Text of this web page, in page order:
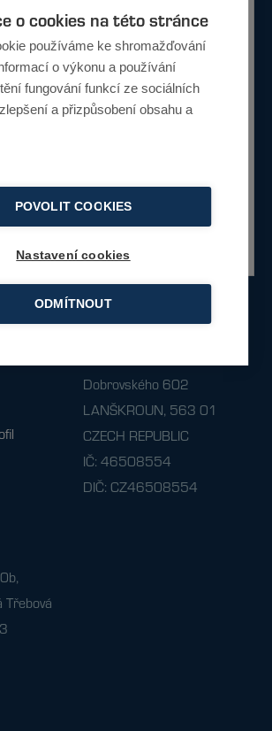
Fakturační údaje
Dobrovského 602
LANŠKROUN, 563 01
CZECH REPUBLIC
IČ: 46508554
DIČ: CZ46508554
poradit?
jaké řešení je pro vás
nám a my vám rádi poradíme s
o cookies na této stránce
používáme ke shromažďování
o výkonu a používání
fungování funkcí ze sociálních
a přizpůsobení obsahu a
POVOLIT COOKIES
Nastavení cookies
ODMÍTNOUT